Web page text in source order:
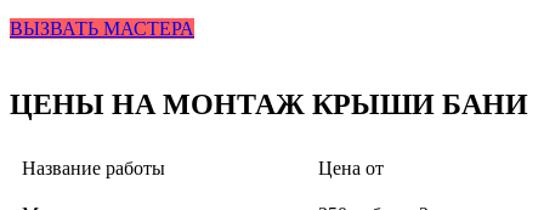
ВЫЗВАТЬ МАСТЕРА
ЦЕНЫ НА МОНТАЖ КРЫШИ БАНИ
Название работы Цена от